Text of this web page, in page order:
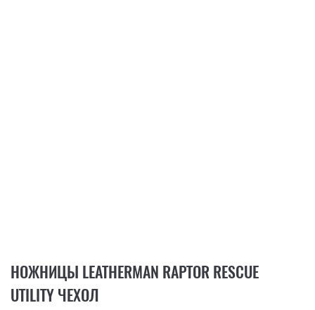
НОЖНИЦЫ LEATHERMAN RAPTOR RESCUE
UTILITY ЧЕХОЛ